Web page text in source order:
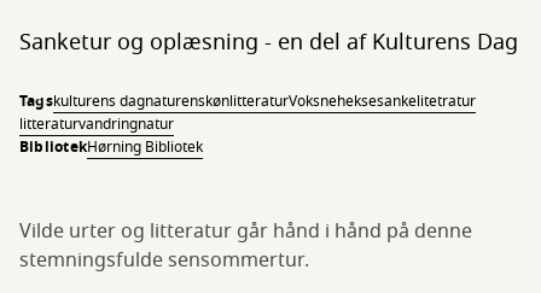
Sanketur og oplæsning - en del af Kulturens Dag
Tagskulturens dagnaturenskønlitteraturVoksneheksesankelitetratur
litteraturvandringnatur
BibliotekHørning Bibliotek
Vilde urter og litteratur går hånd i hånd på denne
stemningsfulde sensommertur.